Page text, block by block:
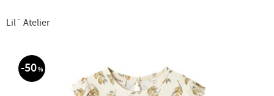
Lil´ Atelier
50%